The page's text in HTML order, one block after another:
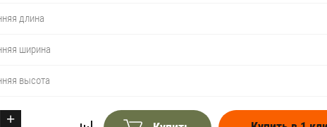
длина
ширина
высота
+